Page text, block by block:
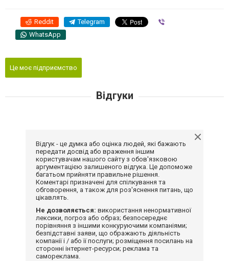
Reddit Telegram
WhatsApp
Це моє підприємство
Відгуки
Відгук - це думка або оцінка людей, які бажають
передати досвід або враження іншим
користувачам нашого сайту з обов'язковою
аргументацією залишеного відгука. Це допоможе
багатьом прийняти правильне рішення.
Коментарі призначені для спілкування та
обговорення, а також для роз'яснення питань, що
цікавлять.
Не дозволяється: використання ненормативної
лексики, погроз або образ; безпосереднє
порівняння з іншими конкуруючими компаніями;
безпідставні заяви, що ображають діяльність
компанії і / або її послуги; розміщення посилань на
сторонні інтернет-ресурси; реклама та
самореклама.